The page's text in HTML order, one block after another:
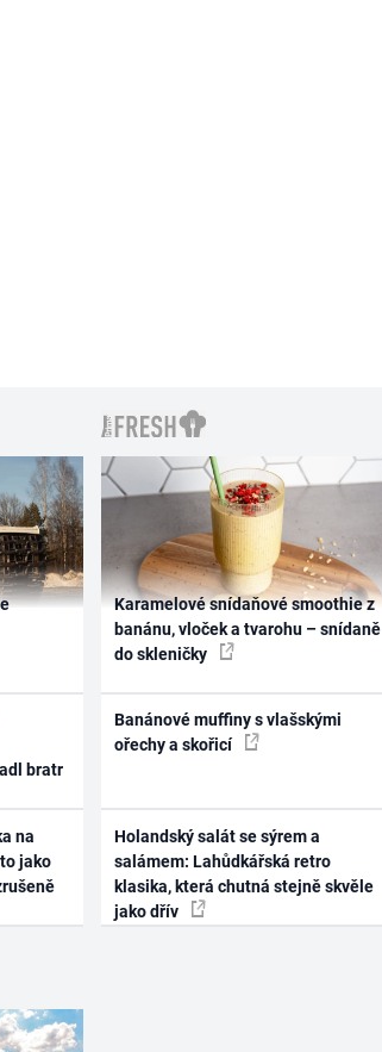
bratr
na
jako
Karamelové snídaňové smoothie z
banánu, vloček a tvarohu – snídaně
do skleničky
Banánové muffiny s vlašskými
ořechy a skořicí
Holandský salát se sýrem a
salámem: Lahůdkářská retro
klasika, která chutná stejně skvěle
jako dřív